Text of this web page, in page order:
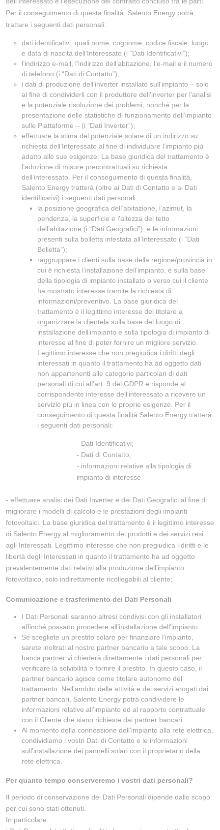
Per il conseguimento di questa finalità, Salento Energy potrà
trattare i seguenti dati personali:
dati identificativi, quali nome, cognome, codice fiscale, luogo
e data di nascita dell’Interessato (i “Dati Identificativi”);
l’indirizzo e-mail, l’indirizzo dell’abitazione, l’e-mail e il numero
di telefono (i “Dati di Contatto”);
i dati di produzione dell’inverter installato sull’impianto – solo
al fine di condividerli con il produttore dell'inverter per l'analisi
e la potenziale risoluzione dei problemi, nonché per la
presentazione delle statistiche di funzionamento dell’impianto
sulle Piattaforme – (i “Dati Inverter”);
effettuare la stima del potenziale solare di un indirizzo su
richiesta dell’Interessato al fine di individuare l’impianto più
adatto alle sue esigenze. La base giuridica del trattamento è
l’adozione di misure precontrattuali su richiesta
dell’interessato. Per il conseguimento di questa finalità,
Salento Energy tratterà (oltre ai Dati di Contatto e ai Dati
identificativi) i seguenti dati personali:
la posizione geografica dell’abitazione, l’azimut, la
pendenza, la superficie e l'altezza del tetto
dell’abitazione (i “Dati Geografici”); e le informazioni
presenti sulla bolletta intestata all’Interessato (i “Dati
Bolletta”);
raggruppare i clienti sulla base della regione/provincia in
cui è richiesta l’installazione dell’impianto, e sulla base
della tipologia di impianto installato o verso cui il cliente
ha mostrato interesse tramite la richiesta di
informazioni/preventivo. La base giuridica del
trattamento è il legittimo interesse del titolare a
organizzare la clientela sulla base del luogo di
installazione dell’impianto e sulla tipologia di impianto di
interesse al fine di poter fornire un migliore servizio.
Legittimo interesse che non pregiudica i diritti degli
interessati in quanto il trattamento ha ad oggetto dati
non appartenenti alle categorie particolari di dati
personali di cui all’art. 9 del GDPR e risponde al
corrispondente interesse dell’interessato a ricevere un
servizio più in linea con le proprie esigenze. Per il
conseguimento di questa finalità Salento Energy tratterà
i seguenti dati personali:
- Dati Identificativi;
- Dati di Contatto;
- informazioni relative alla tipologia di
impianto di interesse
- effettuare analisi dei Dati Inverter e dei Dati Geografici al fine di
migliorare i modelli di calcolo e le prestazioni degli impianti
fotovoltaici. La base giuridica del trattamento è il legittimo interesse
di Salento Energy al miglioramento dei prodotti e dei servizi resi
agli Interessati. Legittimo interesse che non pregiudica i diritti e le
libertà degli Interessati in quanto il trattamento ha ad oggetto
prevalentemente dati relativi alla produzione dell’impianto
fotovoltaico, solo indirettamente ricollegabili al cliente;
Comunicazione e trasferimento dei Dati Personali
I Dati Personali saranno altresì condivisi con gli installatori
affinché possano procedere all’installazione dell’impianto
Se scegliete un prestito solare per finanziare l'impianto,
sarete inoltrati al nostro partner bancario a tale scopo. La
banca partner vi chiederà direttamente i dati personali per
verificare la solvibilità e fornire il prestito. In questo caso, il
partner bancario agisce come titolare autonomo del
trattamento. Nell’ambito delle attività e dei servizi erogati dai
partner bancari, Salento Energy potrà condividere le
informazioni relative all’impianto ed al rapporto contrattuale
con il Cliente che siano richieste dai partner bancari.
Al momento della connessione dell'impianto alla rete elettrica,
condividiamo i vostri Dati di Contatto e le informazioni
sull'installazione dei pannelli solari con il proprietario della
rete elettrica.
Per quanto tempo conserveremo i vostri dati personali?
Il periodo di conservazione dei Dati Personali dipende dallo scopo
per cui sono stati ottenuti.
In particolare: